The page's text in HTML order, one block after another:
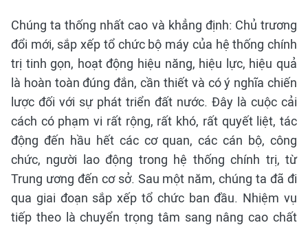
Chúng ta thống nhất cao và khẳng định: Chủ trương
đổi mới, sắp xếp tổ chức bộ máy của hệ thống chính
trị tinh gọn, hoạt động hiệu năng, hiệu lực, hiệu quả
là hoàn toàn đúng đắn, cần thiết và có ý nghĩa chiến
lược đối với sự phát triển đất nước. Đây là cuộc cải
cách có phạm vi rất rộng, rất khó, rất quyết liệt, tác
động đến hầu hết các cơ quan, các cán bộ, công
chức, người lao động trong hệ thống chính trị, từ
Trung ương đến cơ sở. Sau một năm, chúng ta đã đi
qua giai đoạn sắp xếp tổ chức ban đầu. Nhiệm vụ
tiếp theo là chuyển trọng tâm sang nâng cao chất